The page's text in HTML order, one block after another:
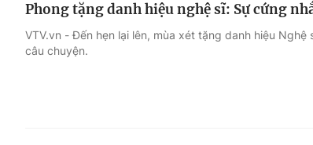
Phong tặng danh hiệu nghệ sĩ: Sự cứng
VTV.vn - Đến hẹn lại lên, mùa xét tặng danh hiệu
câu chuyện.